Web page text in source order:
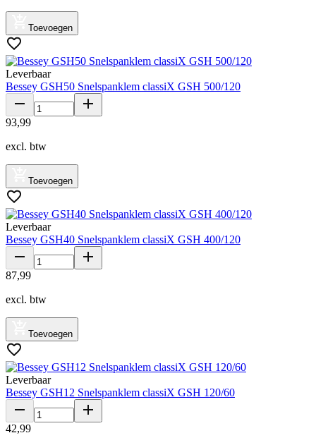
Toevoegen
Leverbaar
Bessey GSH50 Snelspanklem classiX GSH 500/120
93,99
excl. btw
Toevoegen
Leverbaar
Bessey GSH40 Snelspanklem classiX GSH 400/120
87,99
excl. btw
Toevoegen
Leverbaar
Bessey GSH12 Snelspanklem classiX GSH 120/60
42,99